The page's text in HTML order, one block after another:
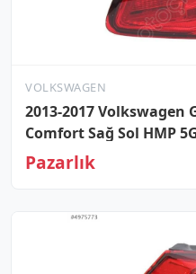
VOLKSWAGEN
2013-2017 Volkswagen
Comfort Sağ Sol HMP
Pazarlık